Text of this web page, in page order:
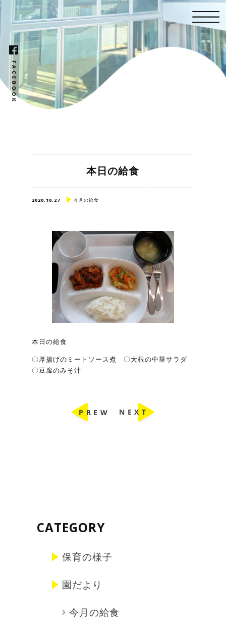
本日の給食
2020.10.27 今月の給食
本日の給食
〇厚揚げのミートソース煮 〇大根の中華サラダ
〇豆腐のみそ汁
CATEGORY
保育の様子
園だより
今月の給食